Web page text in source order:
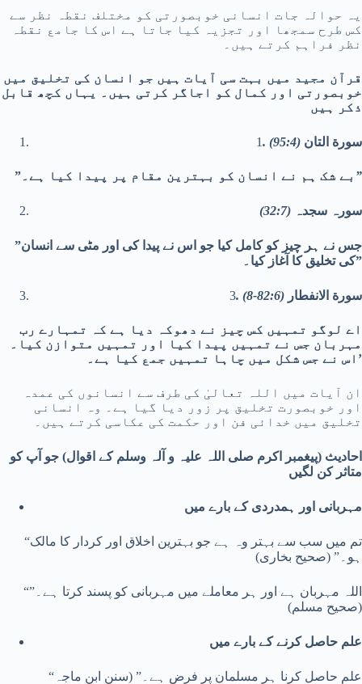
یہ حوالہ جات انسانی خوبصورتی کو مختلف نقطہ نظر سے
کس طرح سمجھا اور تجزیہ کیا جاتا ہے اس کا جامع نقطہ
نظر فراہم کرتے ہیں۔
قرآن مجید میں بہت سی آیات ہیں جو انسان کی تخلیق میں
خوبصورتی اور کمال کو اجاگر کرتی ہیں۔ یہاں کچھ قابل
ذکر ہیں
1. سورة التان (95:4)
”بے شک ہم نے انسان کو بہترین مقام پر پیدا کیا ہے ۔”
سورہ سجدہ (32:7)
”جس نے ہر چیز کو کامل کیا جو اس نے پیدا کی اور مٹی سے انسان
کی تخلیق کا آغاز کیا۔”
3. سورة الانفطار (82:6-8)
اے لوگو تمہیں کس چیز نے دھوکہ دیا ہے کہ تمہارے رب
مہربان جس نے تمہیں پیدا کیا اور تمہیں متوازن کیا۔
اس نے جس شکل میں چاہا تمہیں جمع کیا ہے۔’
ان آیات میں اللہ تعالیٰ کی طرف سے انسانوں کی عمدہ
اور خوبصورت تخلیق پر زور دیا گیا ہے۔ وہ انسانی
تخلیق میں خدائی فن اور حکمت کی عکاسی کرتے ہیں۔
احادیث (پیغمبر اکرم صلی اللہ علیہ و آلہ وسلم کے اقوال) جو آپ کو
متاثر کن لگیں
مہربانی اور ہمدردی کے بارے میں
“تم میں سب سے بہتر وہ ہے جو بہترین اخلاق اور کردار کا مالک
ہو۔” (صحیح بخاری)
“اللہ مہربان ہے اور ہر معاملے میں مہربانی کو پسند کرتا ہے۔”
(صحیح مسلم)
علم حاصل کرنے کے بارے میں
“علم حاصل کرنا ہر مسلمان پر فرض ہے۔” (سنن ابن ماجہ